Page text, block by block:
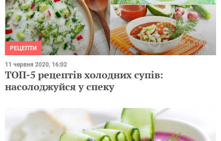
РЕЦЕПТИ
11 червня 2020, 16:02
ТОП-5 рецептів холодних супів:
насолоджуйся у спеку